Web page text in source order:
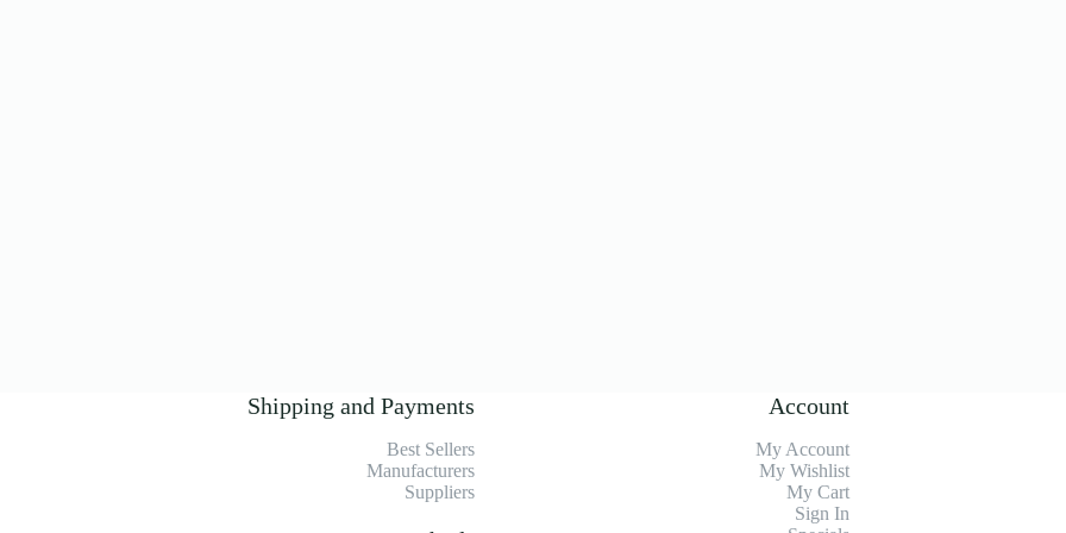
Account
My Account
My Wishlist
My Cart
Sign In
Shipping and Payments
Best Sellers
Manufacturers
Suppliers